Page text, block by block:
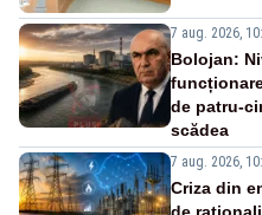
7 aug. 2026,
Bolojan:
de patru-
scădea
7 aug. 2026,
Criza din
de